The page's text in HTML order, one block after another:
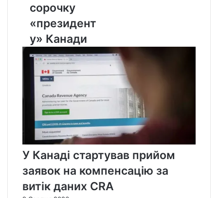
сорочку
«президент
у» Канади
У Канаді стартував прийом
заявок на компенсацію за
витік даних CRA